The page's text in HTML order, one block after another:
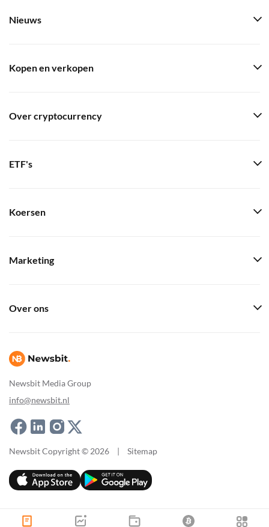
Newsbit Media Group
info@newsbit.nl
Nieuws
Kopen en verkopen
Over cryptocurrency
ETF's
Koersen
Marketing
Over ons
Newsbit Copyright © 2026 | Sitemap